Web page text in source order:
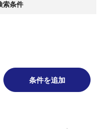
索条件
条件を追加